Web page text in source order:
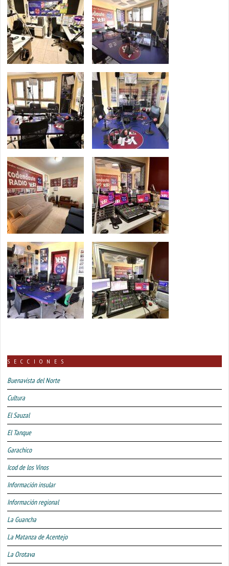
SECCIONES
Buenavista del Norte
Cultura
El Sauzal
El Tanque
Garachico
Icod de los Vinos
Información insular
Información regional
La Guancha
La Matanza de Acentejo
La Orotava